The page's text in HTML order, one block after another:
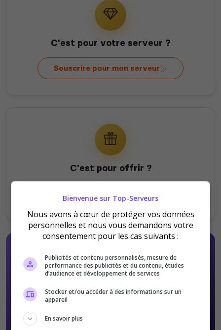
C'est pour votre serveur ?
Souscrire pour mon serveur
C'est pour offrir ?
Bienvenue sur Top-Serveurs
Nous avons à cœur de protéger vos données
personnelles et nous vous demandons votre
consentement pour les cas suivants :
Publicités et contenu personnalisés, mesure de
performance des publicités et du contenu, études
d’audience et développement de services
Stocker et/ou accéder à des informations sur un
appareil
En savoir plus